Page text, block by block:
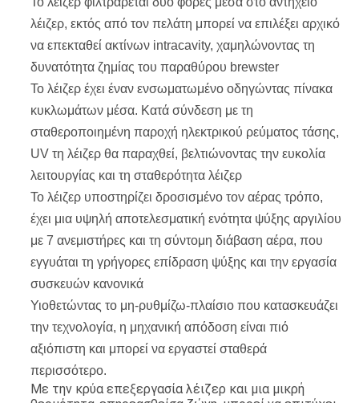
λέιζερ, εκτός από τον πελάτη μπορεί να επιλέξει αρχικό
να επεκταθεί ακτίνων intracavity, χαμηλώνοντας τη
δυνατότητα ζημίας του παραθύρου brewster
Το λέιζερ έχει έναν ενσωματωμένο οδηγώντας πίνακα
κυκλωμάτων μέσα. Κατά σύνδεση με τη
σταθεροποιημένη παροχή ηλεκτρικού ρεύματος τάσης,
UV τη λέιζερ θα παραχθεί, βελτιώνοντας την ευκολία
λειτουργίας και τη σταθερότητα λέιζερ
Το λέιζερ υποστηρίζει δροσισμένο τον αέρας τρόπο,
έχει μια υψηλή αποτελεσματική ενότητα ψύξης αργιλίου
με 7 ανεμιστήρες και τη σύντομη διάβαση αέρα, που
εγγυάται τη γρήγορες επίδραση ψύξης και την εργασία
συσκευών κανονικά
Υιοθετώντας το μη-ρυθμίζω-πλαίσιο που κατασκευάζει
την τεχνολογία, η μηχανική απόδοση είναι πιό
αξιόπιστη και μπορεί να εργαστεί σταθερά
περισσότερο.
Με την κρύα επεξεργασία λέιζερ και μια μικρή